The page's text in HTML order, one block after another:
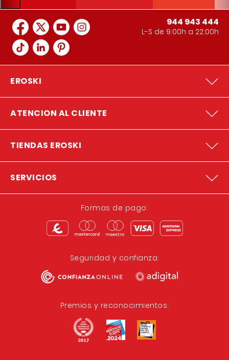
944 943 444
L-S de 9:00h a 22:00h
EROSKI
ATENCION AL CLIENTE
TIENDAS EROSKI
SERVICIOS
Formas de pago:
Seguridad y confianza:
Premios y reconocimientos: